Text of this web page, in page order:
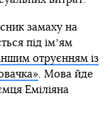
замаху на
під імʼям
отруєнням із
. Мова йде
Еміліяна